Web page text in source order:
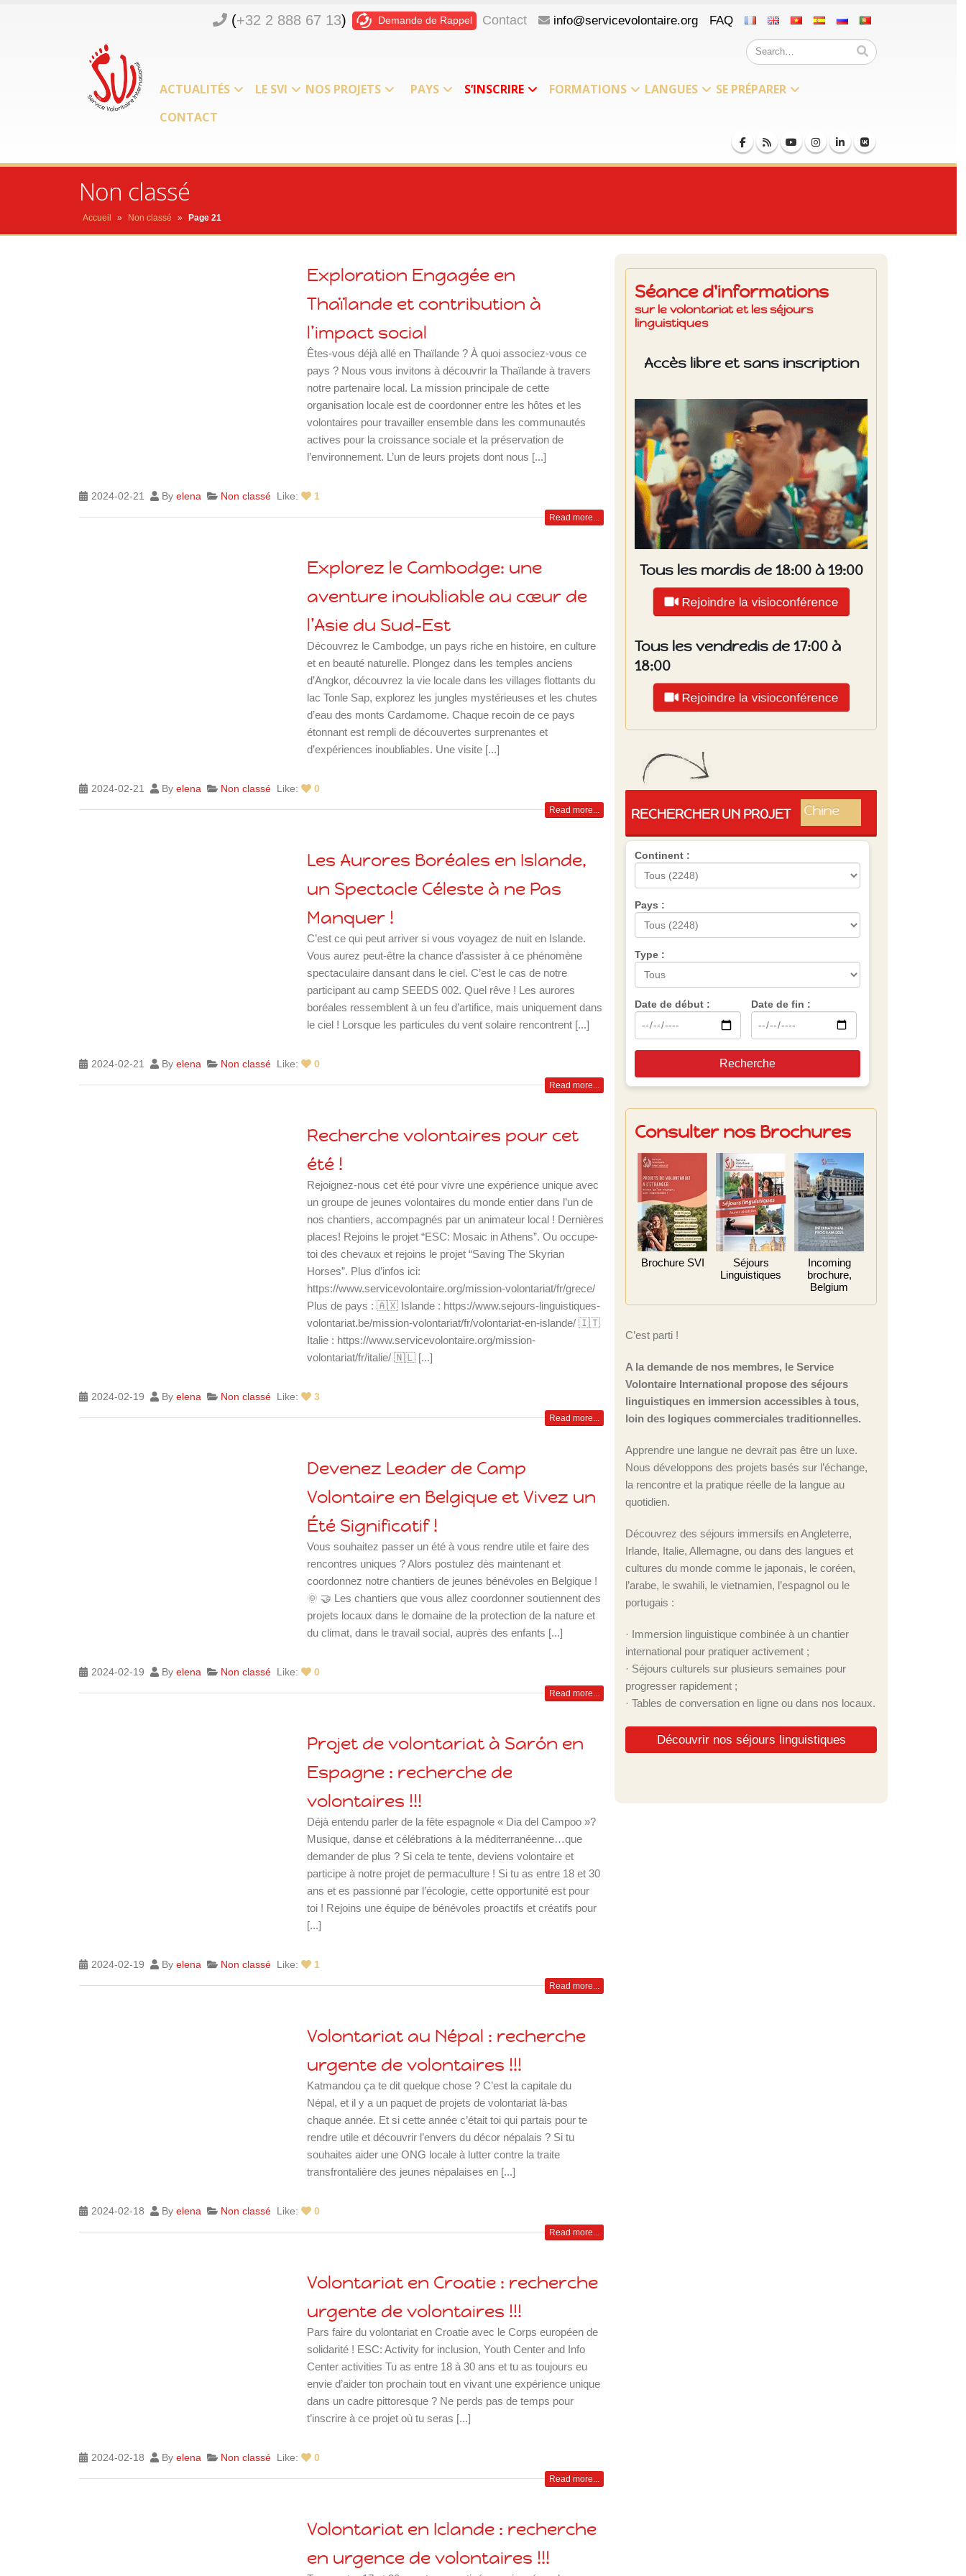
(+32 2 888 67 13) Demande de Rappel Contact info@servicevolontaire.org FAQ
ACTUALITÉS LE SVI NOS PROJETS PAYS S’INSCRIRE FORMATIONS LANGUES
SE PRÉPARER
CONTACT
Non classé
Accueil » Non classé » Page 21
Exploration Engagée en
Thaïlande et contribution à
l’impact social
Êtes-vous déjà allé en Thaïlande ? À quoi associez-vous ce
pays ? Nous vous invitons à découvrir la Thaïlande à travers
notre partenaire local. La mission principale de cette
organisation locale est de coordonner entre les hôtes et les
volontaires pour travailler ensemble dans les communautés
actives pour la croissance sociale et la préservation de
l’environnement. L’un de leurs projets dont nous [...]
2024-02-21 By elena Non classé Like: 1
Read more...
Explorez le Cambodge: une
aventure inoubliable au cœur de
l’Asie du Sud-Est
Découvrez le Cambodge, un pays riche en histoire, en culture
et en beauté naturelle. Plongez dans les temples anciens
d’Angkor, découvrez la vie locale dans les villages flottants du
lac Tonle Sap, explorez les jungles mystérieuses et les chutes
d’eau des monts Cardamome. Chaque recoin de ce pays
étonnant est rempli de découvertes surprenantes et
d’expériences inoubliables. Une visite [...]
2024-02-21 By elena Non classé Like: 0
Read more...
Les Aurores Boréales en Islande,
un Spectacle Céleste à ne Pas
Manquer !
C’est ce qui peut arriver si vous voyagez de nuit en Islande.
Vous aurez peut-être la chance d’assister à ce phénomène
spectaculaire dansant dans le ciel. C’est le cas de notre
participant au camp SEEDS 002. Quel rêve ! Les aurores
boréales ressemblent à un feu d’artifice, mais uniquement dans
le ciel ! Lorsque les particules du vent solaire rencontrent [...]
2024-02-21 By elena Non classé Like: 0
Read more...
Recherche volontaires pour cet
été !
Rejoignez-nous cet été pour vivre une expérience unique avec
un groupe de jeunes volontaires du monde entier dans l’un de
nos chantiers, accompagnés par un animateur local ! Dernières
places! Rejoins le projet “ESC: Mosaic in Athens”. Ou occupe-
toi des chevaux et rejoins le projet “Saving The Skyrian
Horses”. Plus d’infos ici:
https://www.servicevolontaire.org/mission-volontariat/fr/grece/
Plus de pays : 🇦🇽 Islande : https://www.sejours-linguistiques-
volontariat.be/mission-volontariat/fr/volontariat-en-islande/ 🇮🇹️
Italie : https://www.servicevolontaire.org/mission-
volontariat/fr/italie/ 🇳🇱️️ [...]
2024-02-19 By elena Non classé Like: 3
Read more...
Devenez Leader de Camp
Volontaire en Belgique et Vivez un
Été Significatif !
Vous souhaitez passer un été à vous rendre utile et faire des
rencontres uniques ? Alors postulez dès maintenant et
coordonnez notre chantiers de jeunes bénévoles en Belgique !
🌞 🤝 Les chantiers que vous allez coordonner soutiennent des
projets locaux dans le domaine de la protection de la nature et
du climat, dans le travail social, auprès des enfants [...]
2024-02-19 By elena Non classé Like: 0
Read more...
Projet de volontariat à Sarón en
Espagne : recherche de
volontaires !!!
Déjà entendu parler de la fête espagnole « Dia del Campoo »?
Musique, danse et célébrations à la méditerranéenne…que
demander de plus ? Si cela te tente, deviens volontaire et
participe à notre projet de permaculture ! Si tu as entre 18 et 30
ans et es passionné par l’écologie, cette opportunité est pour
toi ! Rejoins une équipe de bénévoles proactifs et créatifs pour
[...]
2024-02-19 By elena Non classé Like: 1
Read more...
Volontariat au Népal : recherche
urgente de volontaires !!!
Katmandou ça te dit quelque chose ? C’est la capitale du
Népal, et il y a un paquet de projets de volontariat là-bas
chaque année. Et si cette année c’était toi qui partais pour te
rendre utile et découvrir l’envers du décor népalais ? Si tu
souhaites aider une ONG locale à lutter contre la traite
transfrontalière des jeunes népalaises en [...]
2024-02-18 By elena Non classé Like: 0
Read more...
Volontariat en Croatie : recherche
urgente de volontaires !!!
Pars faire du volontariat en Croatie avec le Corps européen de
solidarité ! ESC: Activity for inclusion, Youth Center and Info
Center activities Tu as entre 18 à 30 ans et tu as toujours eu
envie d’aider ton prochain tout en vivant une expérience unique
dans un cadre pittoresque ? Ne perds pas de temps pour
t’inscrire à ce projet où tu seras [...]
2024-02-18 By elena Non classé Like: 0
Read more...
Volontariat en Iclande : recherche
en urgence de volontaires !!!
Séance d'informations
sur le volontariat et les séjours
linguistiques
Accès libre et sans inscription
Tous les mardis de 18:00 à 19:00
Rejoindre la visioconférence
Tous les vendredis de 17:00 à
18:00
Rejoindre la visioconférence
RECHERCHER UN PROJET
Pérou
Chine
Espagne
Brésil
Mexique
Groupe
Continent :
Pays :
Type :
Date de début : Date de fin :
Recherche
Consulter nos Brochures
Brochure SVI
Séjours
Linguistiques
Incoming
brochure,
Belgium
C’est parti !
A la demande de nos membres, le Service
Volontaire International propose des séjours
linguistiques en immersion accessibles à tous,
loin des logiques commerciales traditionnelles.
Apprendre une langue ne devrait pas être un luxe.
Nous développons des projets basés sur l’échange,
la rencontre et la pratique réelle de la langue au
quotidien.
Découvrez des séjours immersifs en Angleterre,
Irlande, Italie, Allemagne, ou dans des langues et
cultures du monde comme le japonais, le coréen,
l’arabe, le swahili, le vietnamien, l’espagnol ou le
portugais :
· Immersion linguistique combinée à un chantier
international pour pratiquer activement ;
· Séjours culturels sur plusieurs semaines pour
progresser rapidement ;
· Tables de conversation en ligne ou dans nos locaux.
Découvrir nos séjours linguistiques